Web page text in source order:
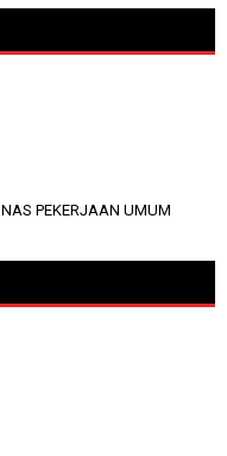
PEKERJAAN UMUM